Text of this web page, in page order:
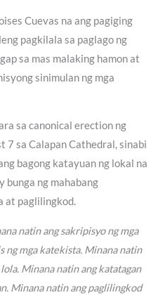
Cuevas na ang pagiging
pagkilala sa paglago ng
sa mas malaking hamon at
sinimulan ng mga
sa canonical erection ng
7 sa Calapan Cathedral, sinabi
bagong katayuan ng lokal na
bunga ng mahabang
at paglilingkod.
natin ang sakripisyo ng mga
ng mga katekista. Minana natin
Minana natin ang katatagan
Minana natin ang paglilingkod